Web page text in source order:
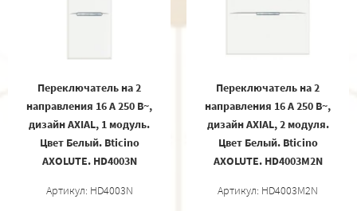
Переключатель на 2
направления 16 А 250 В~,
дизайн AXIAL, 1 модуль.
Цвет Белый. Bticino
AXOLUTE. HD4003N
Артикул: HD4003N
Переключатель на 2
направления 16 А 250 В~,
дизайн AXIAL, 2 модуля.
Цвет Белый. Bticino
AXOLUTE. HD4003M2N
Артикул: HD4003M2N